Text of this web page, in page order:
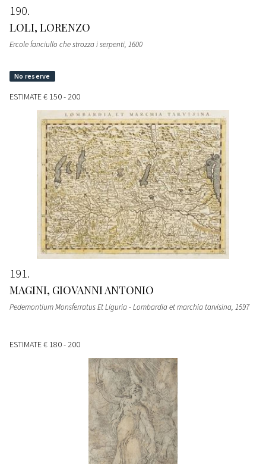
190
LOLI, LORENZO
Ercole fanciullo che strozza i serpenti, 1600
ESTIMATE€ 150 - 200
191
MAGINI, GIOVANNI ANTONIO
Pedemontium Monsferratus Et Liguria - Lombardia et marchia tarvisina, 1597
ESTIMATE€ 180 - 200